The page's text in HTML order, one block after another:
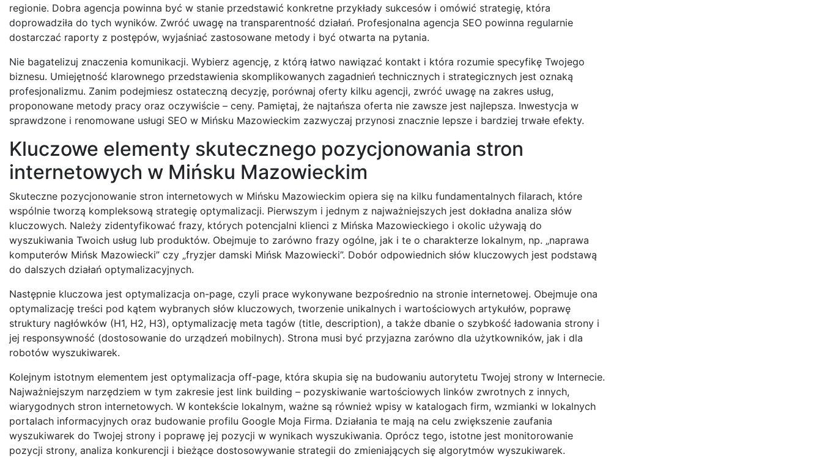
regionie. Dobra agencja powinna być w stanie przedstawić konkretne przykłady sukcesów i omówić strategię, która
doprowadziła do tych wyników. Zwróć uwagę na transparentność działań. Profesjonalna agencja SEO powinna regularnie
dostarczać raporty z postępów, wyjaśniać zastosowane metody i być otwarta na pytania.
Nie bagatelizuj znaczenia komunikacji. Wybierz agencję, z którą łatwo nawiązać kontakt i która rozumie specyfikę Twojego
biznesu. Umiejętność klarownego przedstawienia skomplikowanych zagadnień technicznych i strategicznych jest oznaką
profesjonalizmu. Zanim podejmiesz ostateczną decyzję, porównaj oferty kilku agencji, zwróć uwagę na zakres usług,
proponowane metody pracy oraz oczywiście – ceny. Pamiętaj, że najtańsza oferta nie zawsze jest najlepsza. Inwestycja w
sprawdzone i renomowane usługi SEO w Mińsku Mazowieckim zazwyczaj przynosi znacznie lepsze i bardziej trwałe efekty.
Kluczowe elementy skutecznego pozycjonowania stron
internetowych w Mińsku Mazowieckim
Skuteczne pozycjonowanie stron internetowych w Mińsku Mazowieckim opiera się na kilku fundamentalnych filarach, które
wspólnie tworzą kompleksową strategię optymalizacji. Pierwszym i jednym z najważniejszych jest dokładna analiza słów
kluczowych. Należy zidentyfikować frazy, których potencjalni klienci z Mińska Mazowieckiego i okolic używają do
wyszukiwania Twoich usług lub produktów. Obejmuje to zarówno frazy ogólne, jak i te o charakterze lokalnym, np. „naprawa
komputerów Mińsk Mazowiecki” czy „fryzjer damski Mińsk Mazowiecki”. Dobór odpowiednich słów kluczowych jest podstawą
do dalszych działań optymalizacyjnych.
Następnie kluczowa jest optymalizacja on-page, czyli prace wykonywane bezpośrednio na stronie internetowej. Obejmuje ona
optymalizację treści pod kątem wybranych słów kluczowych, tworzenie unikalnych i wartościowych artykułów, poprawę
struktury nagłówków (H1, H2, H3), optymalizację meta tagów (title, description), a także dbanie o szybkość ładowania strony i
jej responsywność (dostosowanie do urządzeń mobilnych). Strona musi być przyjazna zarówno dla użytkowników, jak i dla
robotów wyszukiwarek.
Kolejnym istotnym elementem jest optymalizacja off-page, która skupia się na budowaniu autorytetu Twojej strony w Internecie.
Najważniejszym narzędziem w tym zakresie jest link building – pozyskiwanie wartościowych linków zwrotnych z innych,
wiarygodnych stron internetowych. W kontekście lokalnym, ważne są również wpisy w katalogach firm, wzmianki w lokalnych
portalach informacyjnych oraz budowanie profilu Google Moja Firma. Działania te mają na celu zwiększenie zaufania
wyszukiwarek do Twojej strony i poprawę jej pozycji w wynikach wyszukiwania. Oprócz tego, istotne jest monitorowanie
pozycji strony, analiza konkurencji i bieżące dostosowywanie strategii do zmieniających się algorytmów wyszukiwarek.